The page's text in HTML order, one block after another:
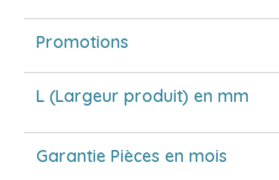
Promotions
L (Largeur produit) en mm
Garantie Pièces en mois